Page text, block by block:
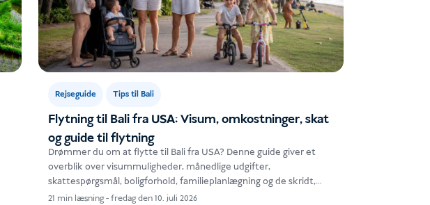
Rejseguide Tips til Bali
Flytning til Bali fra USA: Visum, omkostninger, skat
og guide til flytning
Drømmer du om at flytte til Bali fra USA? Denne guide giver et
overblik over visummuligheder, månedlige udgifter,
skattespørgsmål, boligforhold, familieplanlægning og de skridt,
amerikanere bør tage, før…
21 min læsning - fredag den 10. juli 2026